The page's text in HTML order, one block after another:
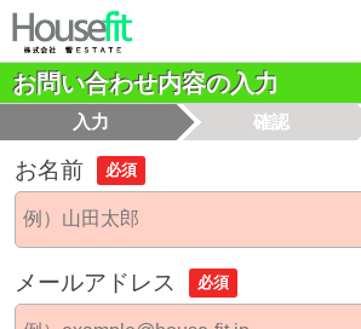
お問い合わせ内容の入力
入力 確認
お名前 必須
メールアドレス 必須